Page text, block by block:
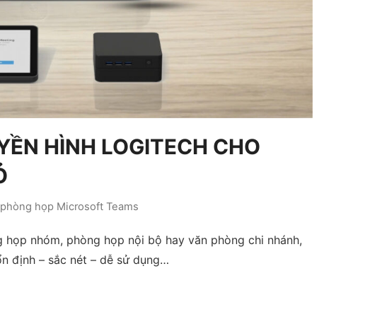
HÌNH LOGITECH CHO
họp Microsoft Teams
nhóm, phòng họp nội bộ hay văn phòng chi nhánh,
định – sắc nét – dễ sử dụng…